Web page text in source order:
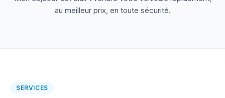
au meilleur prix, en toute sécurité.
SERVICES